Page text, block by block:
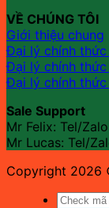
VỀ CHÚNG TÔI
Giới thiệu chung
Đại lý chính thức
Đại lý chính thức
Đại lý chính thức
Sale Support
Mr Felix: Tel/
Mr Lucas: Tel/
Copyright 2026
Tìm